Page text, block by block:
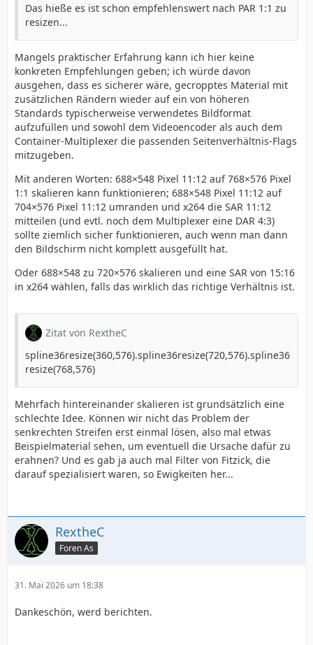
Das hieße es ist schon empfehlenswert nach PAR 1:1 zu
resizen...
Mangels praktischer Erfahrung kann ich hier keine
konkreten Empfehlungen geben; ich würde davon
ausgehen, dass es sicherer wäre, gecropptes Material mit
zusätzlichen Rändern wieder auf ein von höheren
Standards typischerweise verwendetes Bildformat
aufzufüllen und sowohl dem Videoencoder als auch dem
Container-Multiplexer die passenden Seitenverhältnis-Flags
mitzugeben.
Mit anderen Worten: 688×548 Pixel 11:12 auf 768×576 Pixel
1:1 skalieren kann funktionieren; 688×548 Pixel 11:12 auf
704×576 Pixel 11:12 umranden und x264 die SAR 11:12
mitteilen (und evtl. noch dem Multiplexer eine DAR 4:3)
sollte ziemlich sicher funktionieren, auch wenn man dann
den Bildschirm nicht komplett ausgefüllt hat.
Oder 688×548 zu 720×576 skalieren und eine SAR von 15:16
in x264 wählen, falls das wirklich das richtige Verhältnis ist.
Zitat von RextheC
spline36resize(360,576).spline36resize(720,576).spline36
resize(768,576)
Mehrfach hintereinander skalieren ist grundsätzlich eine
schlechte Idee. Können wir nicht das Problem der
senkrechten Streifen erst einmal lösen, also mal etwas
Beispielmaterial sehen, um eventuell die Ursache dafür zu
erahnen? Und es gab ja auch mal Filter von Fitzick, die
darauf spezialisiert waren, so Ewigkeiten her...
RextheC
Foren As
31. Mai 2026 um 18:38
Dankeschön, werd berichten.